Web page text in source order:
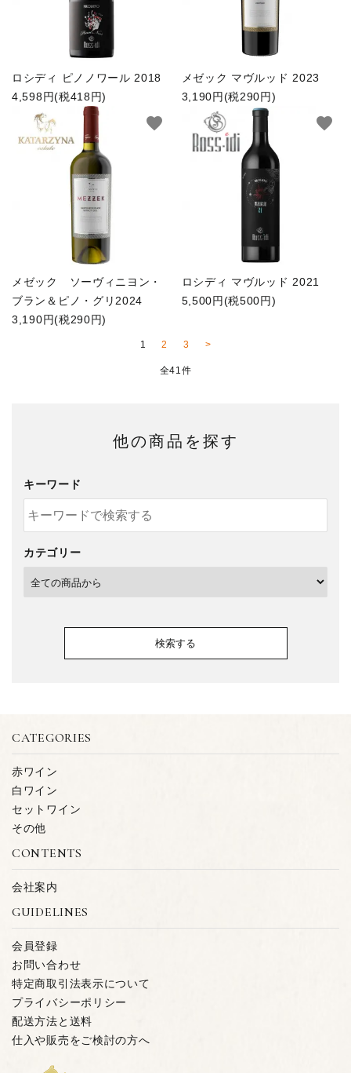
ロシディ ピノノワール 2018
4,598円(税418円)
メゼック マヴルッド 2023
3,190円(税290円)
メゼック ソーヴィニヨン・
ブラン＆ピノ・グリ2024
3,190円(税290円)
favorite
ロシディ マヴルッド 2021
5,500円(税500円)
favorite
1 2 3 >
全41件
他の商品を探す
キーワード
カテゴリー
検索する
CATEGORIES
赤ワイン
白ワイン
セットワイン
その他
CONTENTS
会社案内
GUIDELINES
会員登録
お問い合わせ
特定商取引法表示について
プライバシーポリシー
配送方法と送料
仕入や販売をご検討の方へ